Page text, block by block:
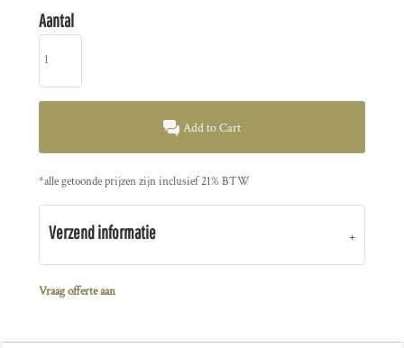
Aantal
Add to Cart
*alle getoonde prijzen zijn inclusief 21% BTW
Verzend informatie
Vraag offerte aan